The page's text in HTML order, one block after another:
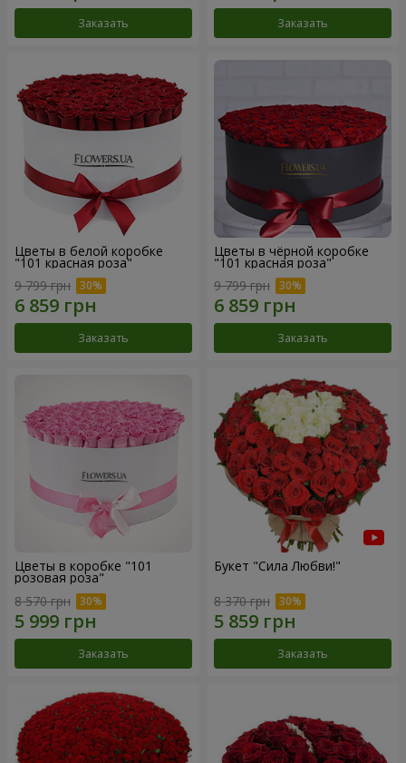
Заказать Заказать
Цветы в белой коробке
"101 красная роза"
9 799 грн
Заказать
Цветы в чёрной коробке
"101 красная роза"
9 799 грн
Заказать
Цветы в коробке "101
розовая роза"
8 570 грн
Заказать
Букет "Сила Любви!"
8 370 грн
Заказать